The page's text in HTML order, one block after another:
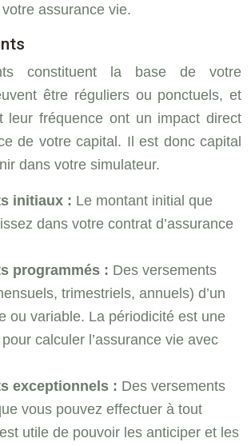
assurance vie.
constituent la base de votre
être réguliers ou ponctuels, et
leur fréquence ont un impact direct
de votre capital. Il est donc capital
dans votre simulateur.
initiaux : Le montant initial que
dans votre contrat d’assurance
programmés : Des versements
trimestriels, annuels) d’un
ou variable. La périodicité est une
calculer l’assurance vie avec
exceptionnels : Des versements
vous pouvez effectuer à tout
utile de pouvoir les anticiper et les